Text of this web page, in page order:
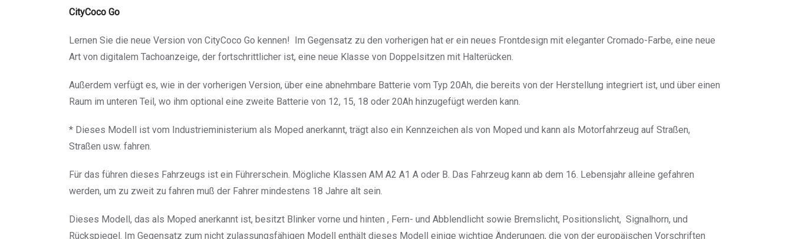
CityCoco Go
Lernen Sie die neue Version von CityCoco Go kennen! Im Gegensatz zu den vorherigen hat er ein neues Frontdesign mit eleganter Cromado-Farbe, eine neue
Art von digitalem Tachoanzeige, der fortschrittlicher ist, eine neue Klasse von Doppelsitzen mit Halterücken.
Außerdem verfügt es, wie in der vorherigen Version, über eine abnehmbare Batterie vom Typ 20Ah, die bereits von der Herstellung integriert ist, und über einen
Raum im unteren Teil, wo ihm optional eine zweite Batterie von 12, 15, 18 oder 20Ah hinzugefügt werden kann.
* Dieses Modell ist vom Industrieministerium als Moped anerkannt, trägt also ein Kennzeichen als von Moped und kann als Motorfahrzeug auf Straßen,
Straßen usw. fahren.
Für das führen dieses Fahrzeugs ist ein Führerschein. Mögliche Klassen AM A2 A1 A oder B. Das Fahrzeug kann ab dem 16. Lebensjahr alleine gefahren
werden, um zu zweit zu fahren muß der Fahrer mindestens 18 Jahre alt sein.
Dieses Modell, das als Moped anerkannt ist, besitzt Blinker vorne und hinten , Fern- und Abblendlicht sowie Bremslicht, Positionslicht, Signalhorn, und
Rückspiegel. Im Gegensatz zum nicht zulassungsfähigen Modell enthält dieses Modell einige wichtige Änderungen, die von der europäischen Vorschriften